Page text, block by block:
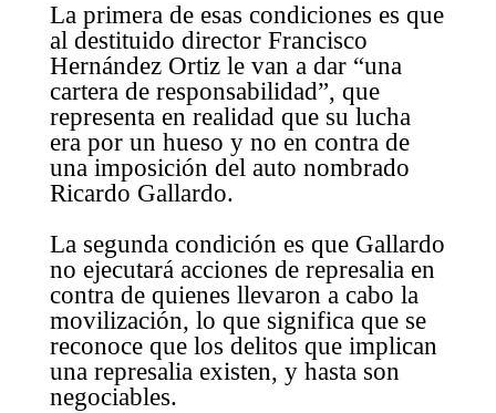
La primera de esas condiciones es que
al destituido director Francisco
Hernández Ortiz le van a dar “una
cartera de responsabilidad”, que
representa en realidad que su lucha
era por un hueso y no en contra de
una imposición del auto nombrado
Ricardo Gallardo.
La segunda condición es que Gallardo
no ejecutará acciones de represalia en
contra de quienes llevaron a cabo la
movilización, lo que significa que se
reconoce que los delitos que implican
una represalia existen, y hasta son
negociables.